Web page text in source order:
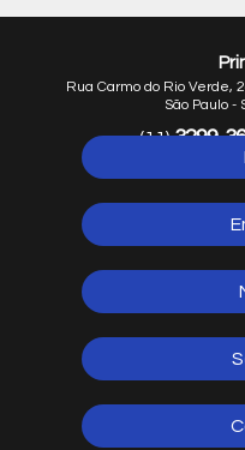
Rua Carmo do Rio Verde,
São Paulo -
(11)3299-